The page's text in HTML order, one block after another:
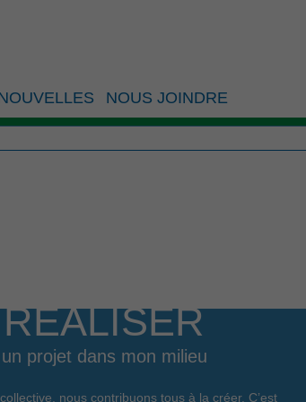
NOUS JOINDRE
RÉALISER
un projet dans mon milieu
nous contribuons tous à la créer. C’est